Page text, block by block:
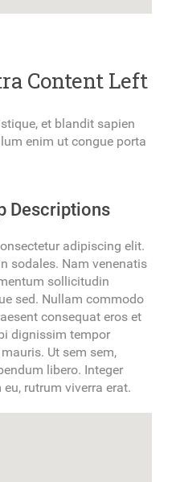
Content Left
et blandit sapien
enim ut congue porta
Descriptions
adipiscing elit.
sodales. Nam venenatis
sollicitudin
sed. Nullam commodo
consequat eros et
dignissim tempor
Ut sem sem,
libero. Integer
rutrum viverra erat.